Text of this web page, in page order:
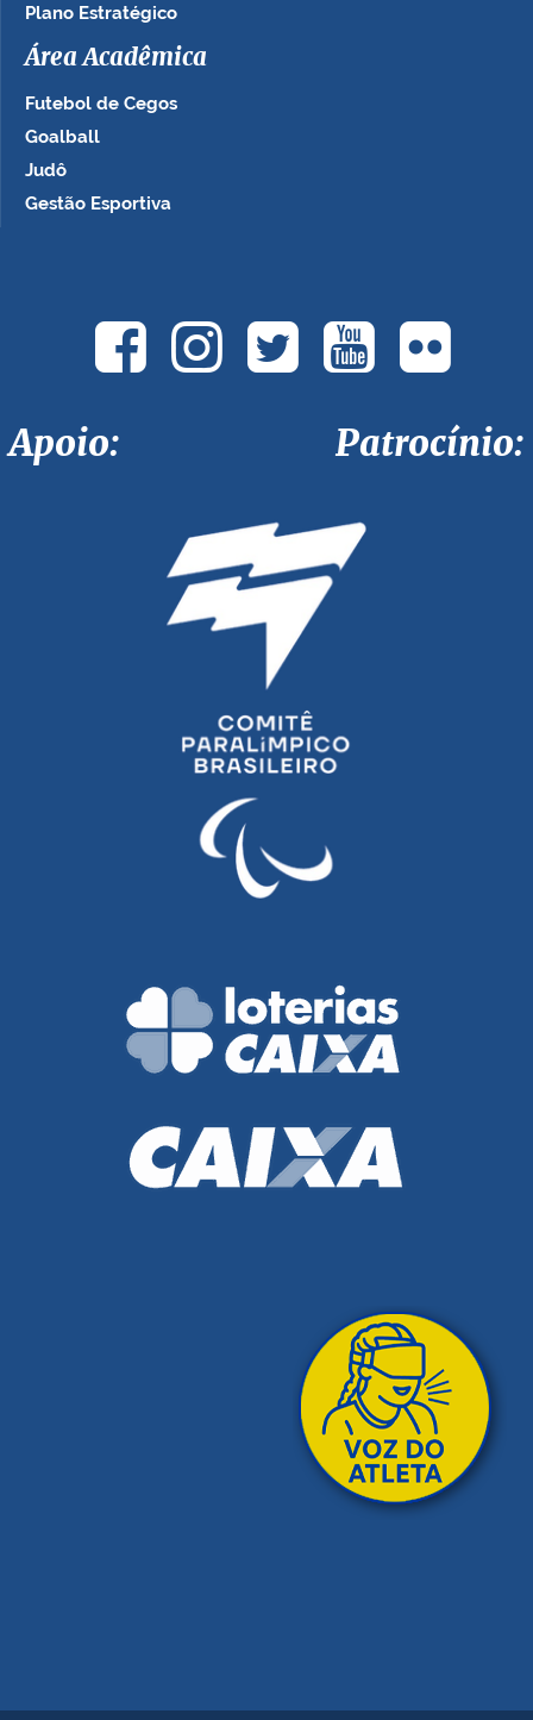
Plano Estratégico
Área Acadêmica
Futebol de Cegos
Goalball
Judô
Gestão Esportiva
Apoio: Patrocínio: